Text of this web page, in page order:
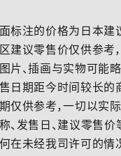
标注的价格为日本建
建议零售价仅供参考
片、插画与实物可能略
日期距今时间较长的
仅供参考，一切以实际
、发售日、建议零售价
在未经我司许可的情况